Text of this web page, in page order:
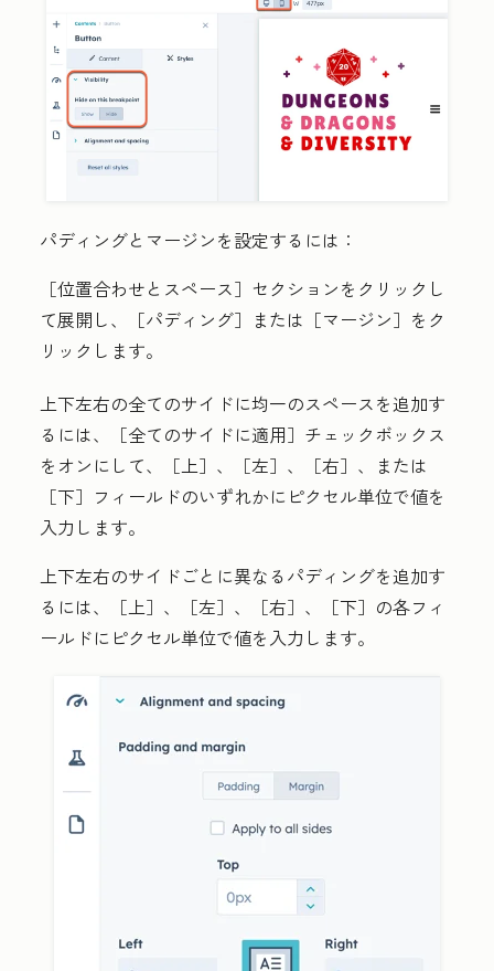
パディングとマージンを設定するには：
［位置合わせとスペース］ セクションをクリックし
て展開し、［パディング］ または［マージン］ をク
リックします。
上下左右の全てのサイドに均一のスペースを追加す
るには、［全てのサイドに適用］ チェックボックス
をオンにして、［上］、［左］、［右］、または
［下］フィールドのいずれかにピクセル単位で値を
入力します。
上下左右のサイドごとに異なるパディングを追加す
るには、［上］、［左］、［右］、［下］ の各フィ
ールドにピクセル単位で値を入力します。